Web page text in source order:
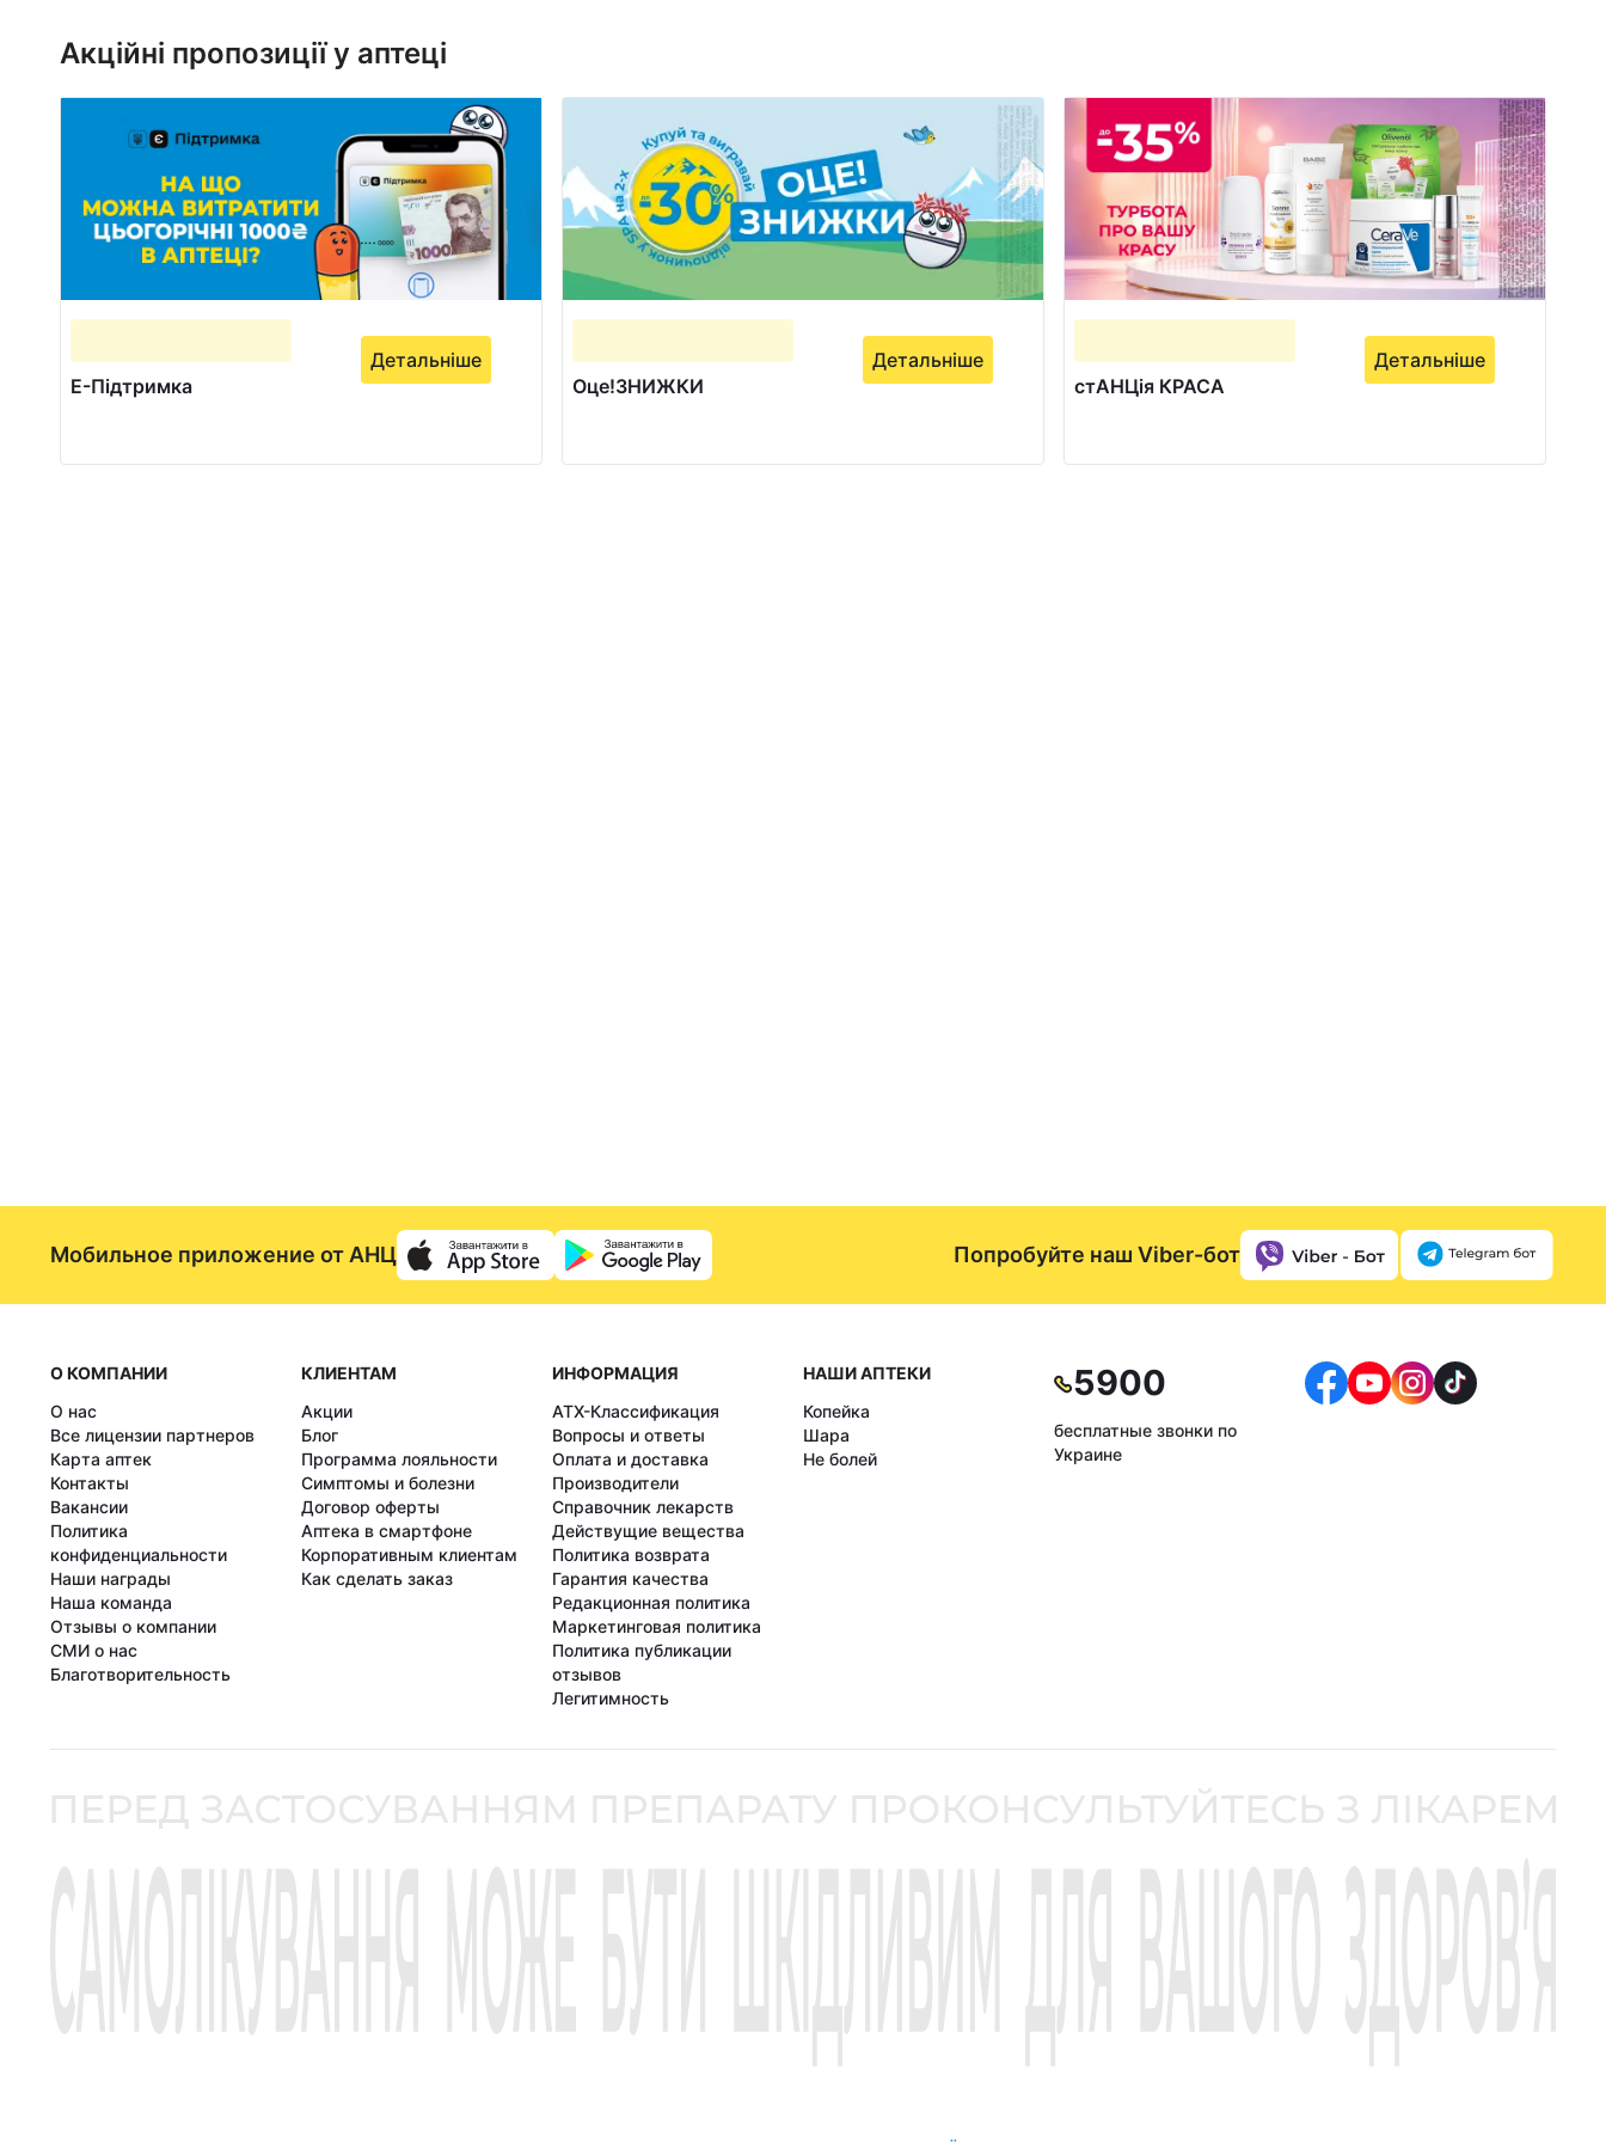
Акційні пропозиції у аптеці
Е-Підтримка
Детальніше
Оце!ЗНИЖКИ
Детальніше
стАНЦія КРАСА
Детальніше
Мобильное приложение от АНЦ Попробуйте наш Viber-бот
О КОМПАНИИ
О нас
Все лицензии партнеров
Карта аптек
Контакты
Вакансии
Политика
конфиденциальности
Наши награды
Наша команда
Отзывы о компании
СМИ о нас
Благотворительность
КЛИЕНТАМ
Акции
Блог
Программа лояльности
Симптомы и болезни
Договор оферты
Аптека в смартфоне
Корпоративным клиентам
Как сделать заказ
ИНФОРМАЦИЯ
АТХ-Классификация
Вопросы и ответы
Оплата и доставка
Производители
Справочник лекарств
Действущие вещества
Политика возврата
Гарантия качества
Редакционная политика
Маркетинговая политика
Политика публикации
отзывов
Легитимность
НАШИ АПТЕКИ
Копейка
Шара
Не болей
5900
бесплатные звонки по
Украине